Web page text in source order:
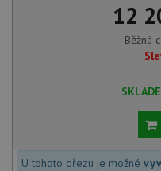
12
Běžná
U tohoto dřezu je možné